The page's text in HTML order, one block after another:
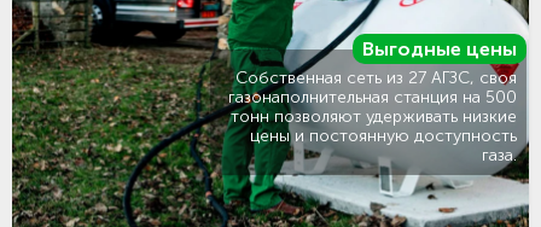
Выгодные цены
Собственная сеть из 27 АГЗС, своя
газонаполнительная станция на 500
тонн позволяют удерживать низкие
цены и постоянную доступность
газа.